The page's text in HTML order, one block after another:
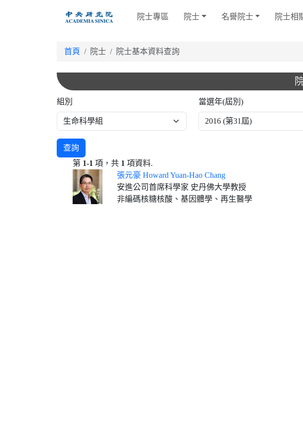
院士專區 院士 名譽院士 院士相
首頁 院士 院士基本資料查詢
組別 當選年(屆別)
查詢
第 1-1 項，共 1 項資料.
張元豪 Howard Yuan-Hao Chang
安進公司首席科學家 史丹佛大學教授
非編碼核糖核酸、基因體學、再生醫學